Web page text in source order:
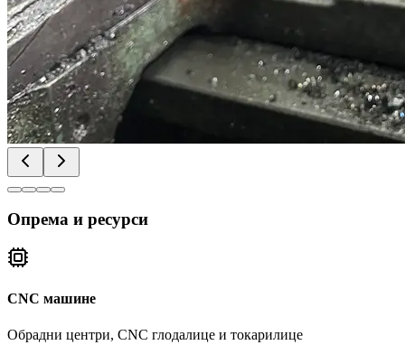
Опрема и ресурси
CNC машине
Обрадни центри, CNC глодалице и токарилице